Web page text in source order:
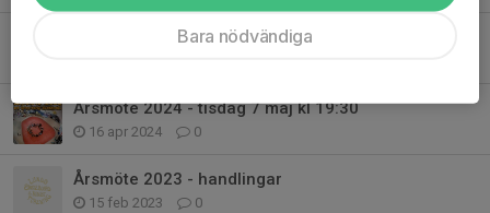
Nytt Bankgiro på våra fakturor
Årsmöte 2024 - tisdag 7 maj kl 19:30
16 apr 2024 0
Årsmöte 2023 - handlingar
15 feb 2023 0
Bara nödvändiga